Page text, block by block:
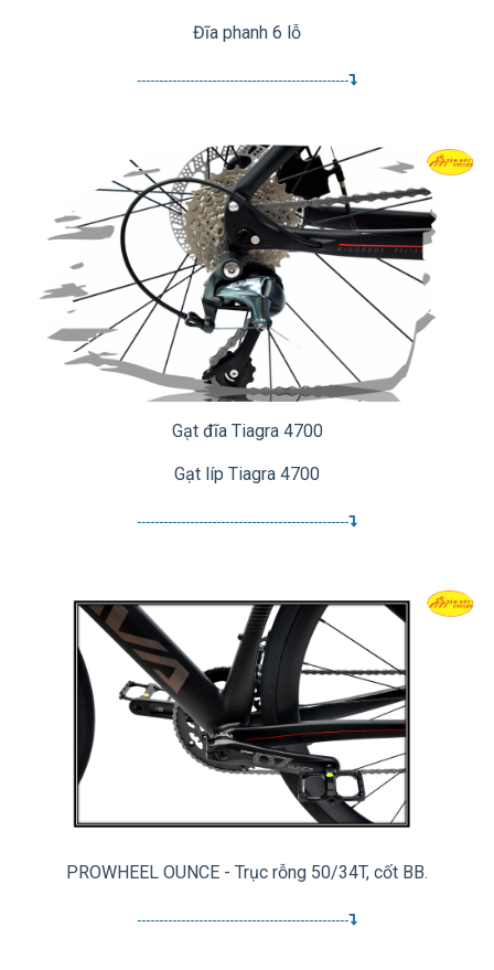
Đĩa phanh 6 lỗ
------------------------------------------------
Gạt đĩa Tiagra 4700
Gạt líp Tiagra 4700
------------------------------------------------
PROWHEEL OUNCE - Trục rỗng 50/34T, cốt BB.
------------------------------------------------